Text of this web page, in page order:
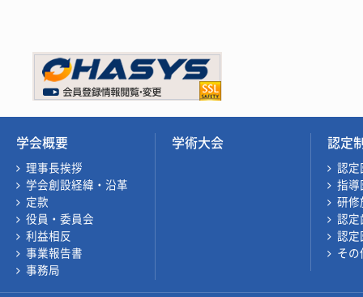
学会概要
理事長挨拶
学会創設経緯・沿革
定款
役員・委員会
利益相反
事業報告書
事務局
学術大会 認定
認定
指導
研修
認定
認定
その